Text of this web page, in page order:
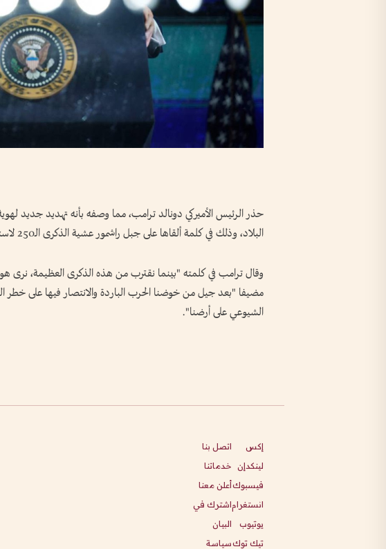
حذر الرئيس الأميركي دونالد ترامب، مما وصفه بأنه تهديد جديد
البلاد، وذلك في كلمة ألقاها على جبل راشمور عشية الذكرى الـ250 لاستقلال الولايات المتحدة.
وقال ترامب في كلمته "بينما نقترب من هذه الذكرى العظيمة، نرى
مضيفا "بعد جيل من خوضنا الحرب الباردة والانتصار فيها على خطر
الشيوعي على أرضنا".
إكس
لينكدإن
فيسبوك
انستغرام
يوتيوب
تيك توك
اتصل بنا
خدماتنا
أعلن معنا
اشترك في
البيان
سياسة